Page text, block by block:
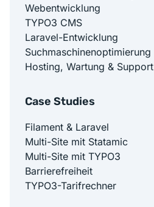
Webentwicklung
TYPO3 CMS
Laravel-Entwicklung
Suchmaschinenoptimierung
Hosting, Wartung & Support
Case Studies
Filament & Laravel
Multi-Site mit Statamic
Multi-Site mit TYPO3
Barrierefreiheit
TYPO3-Tarifrechner